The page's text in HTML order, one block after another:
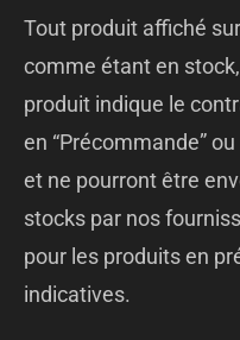
Tout produit affiché
comme étant en
produit indique le
en “Précommande”
et ne pourront être
stocks par nos
pour les produits en
indicatives.